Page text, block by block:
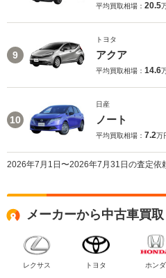
平均買取相場： 20.5
9
トヨタ
アクア
平均買取相場： 14.6
10
日産
ノート
平均買取相場： 7.2万
2026年7月1日〜2026年7月31日の査定依
メーカーから中古車買
レクサス トヨタ ホンダ